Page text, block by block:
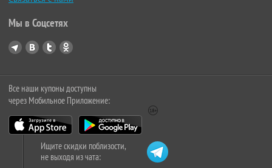
Мы в Соцсетях
Все наши купоны доступны
через Мобильное Приложение:
Ищите скидки поблизости,
не выходя из чата: